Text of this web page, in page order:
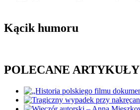
Kącik humoru
POLECANE ARTYKUŁY